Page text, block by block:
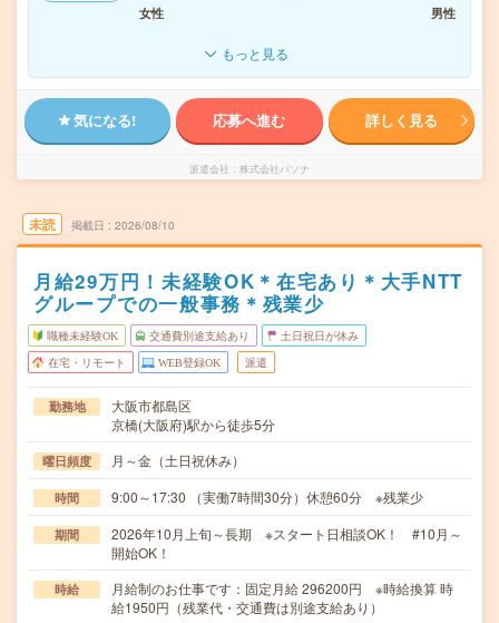
女性
男性
もっと見る
気になる! 応募へ進む 詳しく見る
派遣会社 株式会社パソナ
未読 掲載日 2026/08/10
月給29万円！未経験OK＊在宅あり＊大手NTT
グループでの一般事務＊残業少
職種未経験OK 交通費別途支給あり 土日祝日が休み
在宅・リモート WEB登録OK 派遣
勤務地
大阪市都島区
京橋(大阪府)駅から徒歩5分
曜日頻度 月～金（土日祝休み）
時間 9:00～17:30 （実働7時間30分）休憩60分 ※残業少
期間
2026年10月上旬～長期 ※スタート日相談OK！ #10月～
開始OK！
時給
月給制のお仕事です：固定月給 296200円 ※時給換算 時
給1950円（残業代・交通費は別途支給あり）